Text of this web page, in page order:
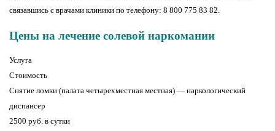
связавшись с врачами клиники по телефону: 8 800 775 83 82.
Цены на лечение солевой наркомании
Услуга
Стоимость
Снятие ломки (палата четырехместная местная) — наркологический
диспансер
2500 руб. в сутки